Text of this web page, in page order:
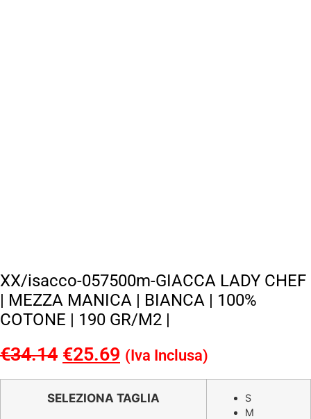
XX/isacco-057500m-GIACCA LADY CHEF
| MEZZA MANICA | BIANCA | 100%
COTONE | 190 GR/M2 |
€34.14 Il
prezzo
originale
€25.69 Il
prezzo
attuale
(Iva Inclusa)
SELEZIONA TAGLIA
S
M